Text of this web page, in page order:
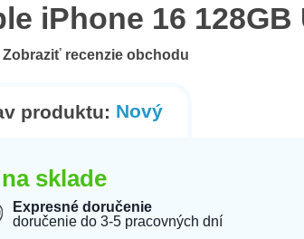
iPhone 16
Zobraziť recenzie obchodu
produktu: Nový
sklade
Expresné doručenie
doručenie do 3-5 pracovných dní